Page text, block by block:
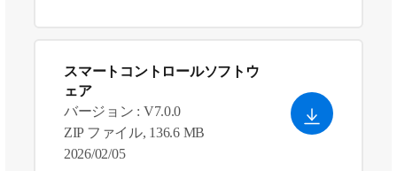
スマートコントロールソフトウ
ェア
バージョン : V7.0.0
ZIP ファイル, 136.6 MB
2026/02/05